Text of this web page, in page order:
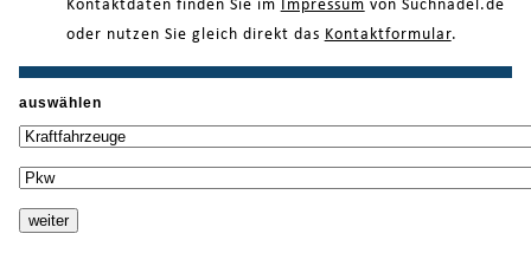
Kontaktdaten finden Sie im
Impressum von Suchnadel.de
oder nutzen Sie gleich direkt das Kontaktformular.
auswählen